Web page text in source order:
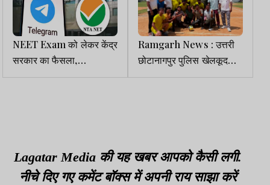
NEET Exam को लेकर केंद्र
सरकार का फैसला,
Telegram पर अस्थाई रूप
Ramgarh News : उत्तरी
छोटानागपुर पुलिस खेलकूद
प्रतियोगिता का समापन,
Lagatar Media की यह खबर आपको कैसी लगी.
नीचे दिए गए कमेंट बॉक्स में अपनी राय साझा करें